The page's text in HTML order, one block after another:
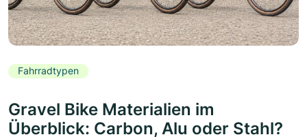
Fahrradtypen
Gravel Bike Materialien im
Überblick: Carbon, Alu oder Stahl?